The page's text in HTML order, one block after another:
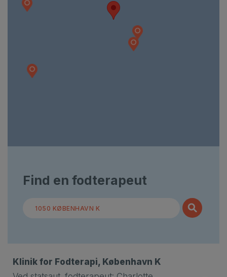
Find en fodterapeut
Search
Klinik for Fodterapi, København K